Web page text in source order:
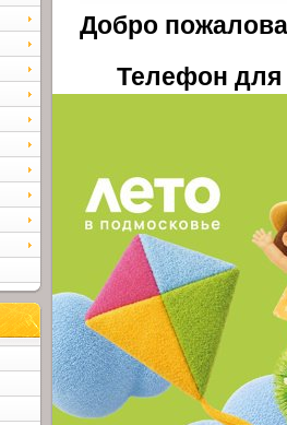
Добро
Телефон для